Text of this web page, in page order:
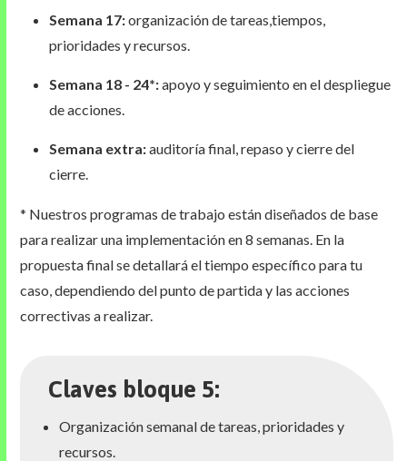
Semana 17:organización de tareas,tiempos,
prioridades y recursos.
Semana 18 - 24*:apoyo y seguimiento en el despliegue
de acciones.
Semana extra:auditoría final, repaso y cierre del
cierre.
* Nuestros programas de trabajo están diseñados de base
para realizar una implementación en 8 semanas. En la
propuesta final se detallará el tiempo específico para tu
caso, dependiendo del punto de partida y las acciones
correctivas a realizar.
Claves bloque 5:
Organización semanal de tareas, prioridades y
recursos.